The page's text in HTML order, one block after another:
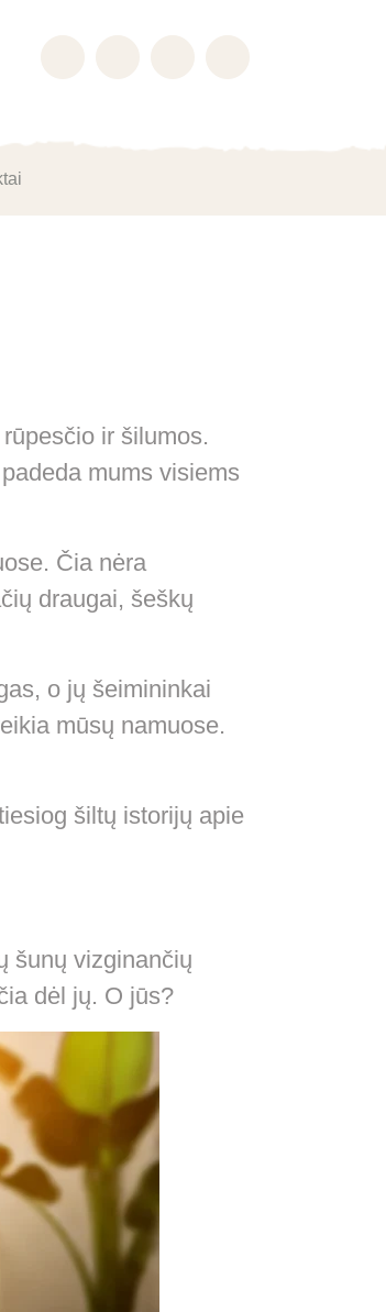
ir šilumos.
mums visiems
Čia nėra
draugai, šeškų
o jų šeimininkai
mūsų namuose.
šiltų istorijų apie
šunų vizginančių
dėl jų. O jūs?